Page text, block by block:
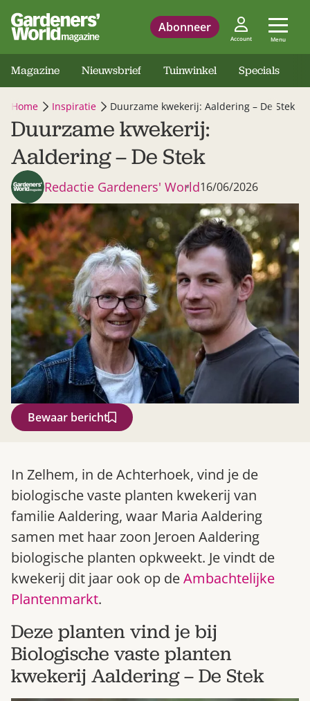
Abonneer
Account Menu
Gardeners’ World 08/2026
Bestel nu
Abonneer
Magazine Nieuwsbrief Tuinwinkel Specials
Home Inspiratie Duurzame kwekerij: Aaldering – De Stek
Duurzame kwekerij:
Aaldering – De Stek
Redactie Gardeners' World16/06/2026
Bewaar bericht
In Zelhem, in de Achterhoek, vind je de
biologische vaste planten kwekerij van
familie Aaldering, waar Maria Aaldering
samen met haar zoon Jeroen Aaldering
biologische planten opkweekt. Je vindt de
kwekerij dit jaar ook op deAmbachtelijke
Plantenmarkt.
Deze planten vind je bij
Biologische vaste planten
kwekerij Aaldering – De Stek